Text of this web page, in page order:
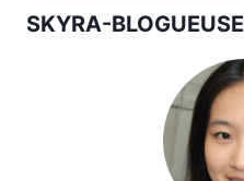
SKYRA-BLOGUEUSE